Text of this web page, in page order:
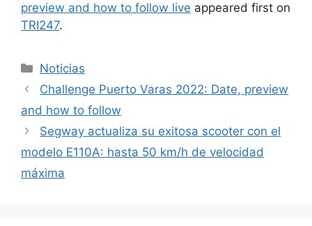
preview and how to follow live appeared first on
TRI247.
Categorías
Noticias
Challenge Puerto Varas 2022: Date, preview
and how to follow
Segway actualiza su exitosa scooter con el
modelo E110A: hasta 50 km/h de velocidad
máxima